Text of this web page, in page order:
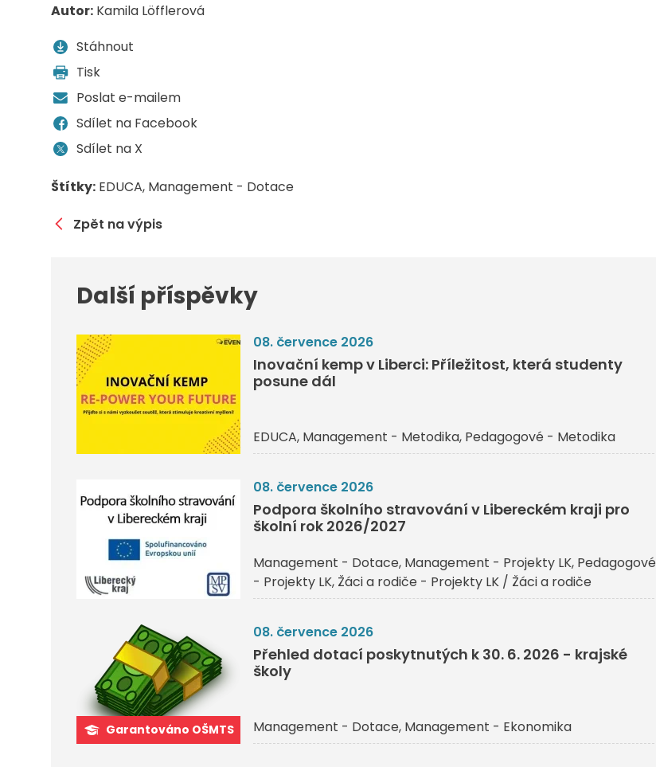
Autor: Kamila Löfflerová
Stáhnout
Tisk
Poslat e-mailem
Sdílet na Facebook
Sdílet na X
Štítky: EDUCA Management - Dotace
Zpět na výpis
Další příspěvky
08. července 2026
Inovační kemp v Liberci: Příležitost, která studenty
posune dál
EDUCA Management - Metodika Pedagogové - Metodika
08. července 2026
Podpora školního stravování v Libereckém kraji pro
školní rok 2026/2027
Management - Dotace Management - Projekty LK Pedagogové
- Projekty LK Žáci a rodiče - Projekty LK / Žáci a rodiče
Garantováno OŠMTS
08. července 2026
Přehled dotací poskytnutých k 30. 6. 2026 - krajské
školy
Management - Dotace Management - Ekonomika